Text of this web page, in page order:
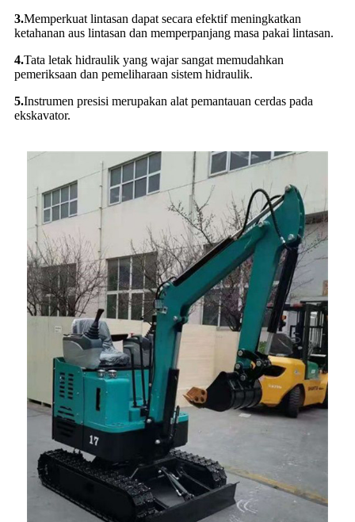
3.Memperkuat lintasan dapat secara efektif meningkatkan
ketahanan aus lintasan dan memperpanjang masa pakai lintasan.
4.Tata letak hidraulik yang wajar sangat memudahkan
pemeriksaan dan pemeliharaan sistem hidraulik.
5.Instrumen presisi merupakan alat pemantauan cerdas pada
ekskavator.